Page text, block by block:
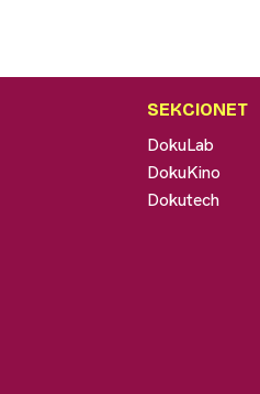
SEKCIONET
DokuLab
DokuKino
Dokutech